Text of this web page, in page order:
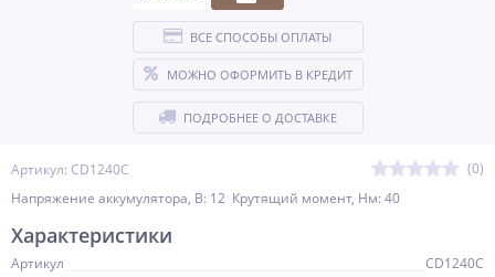
Артикул: CD1240C
(0)
Напряжение аккумулятора, В: 12 Крутящий момент, Нм: 40
ВСЕ СПОСОБЫ ОПЛАТЫ
МОЖНО ОФОРМИТЬ В КРЕДИТ
ПОДРОБНЕЕ О ДОСТАВКЕ
Характеристики
Артикул
CD1240C